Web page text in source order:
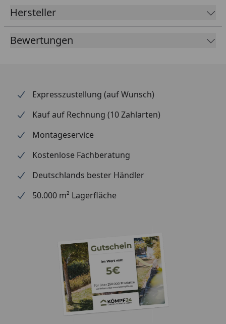
Hersteller
Bewertungen
Expresszustellung (auf Wunsch)
Kauf auf Rechnung (10 Zahlarten)
Montageservice
Kostenlose Fachberatung
Deutschlands bester Händler
50.000 m² Lagerfläche